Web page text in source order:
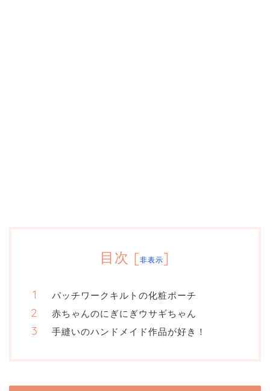
目次 [非表示]
パッチワークキルトの化粧ポーチ
赤ちゃんのにぎにぎウサギちゃん
手縫いのハンドメイド作品が好き！